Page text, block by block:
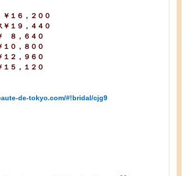
１６，２００
，４４０
８，６４０
８００
９６０
１２０
de-tokyo.com/#!bridal/cjg9